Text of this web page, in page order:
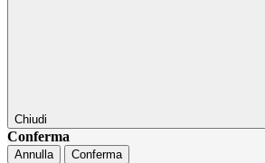
Chiudi
Conferma
Annulla Conferma